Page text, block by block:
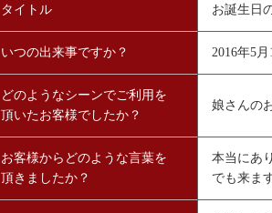
タイトル お誕生日
いつの出来事ですか？ 2016年5月
どのようなシーンでご利用を
頂いたお客様でしたか？
娘さんの
お客様からどのような言葉を
頂きましたか？
本当にあ
でも来ま